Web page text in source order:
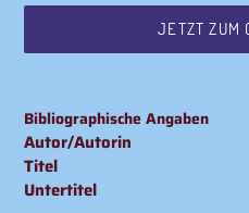
JETZT ZUM
wird
zum
Warenkorb
hinzugefügt
Bibliographische Angaben
Autor/Autorin
Titel
Untertitel